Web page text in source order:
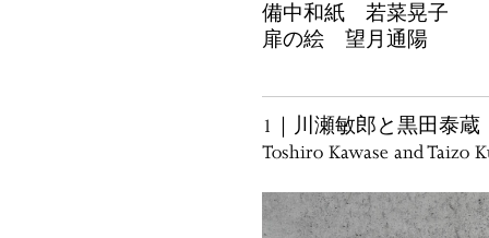
備中和紙 若菜晃子
扉の絵 望月通陽
1｜川瀬敏郎と黒田泰蔵
Toshiro Kawase and Taizo